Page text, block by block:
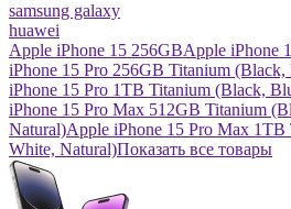
samsung galaxy
huawei
Apple iPhone 15 256GBApple iPhone
iPhone 15 Pro 256GB Titanium
iPhone 15 Pro 1TB Titanium (Black,
iPhone 15 Pro Max 512GB Titanium
Natural)Apple iPhone 15 Pro Max
White, Natural)Показать все товары